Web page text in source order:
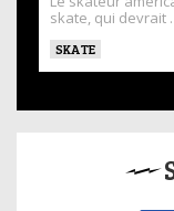
skate, qui devrait
SKATE